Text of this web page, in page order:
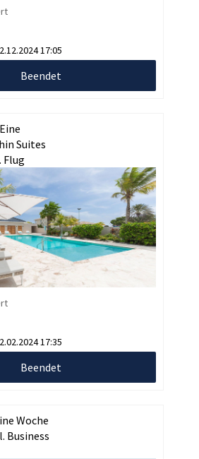
17:05
Beendet
Suites
Flug
17:35
Beendet
Woche
Business